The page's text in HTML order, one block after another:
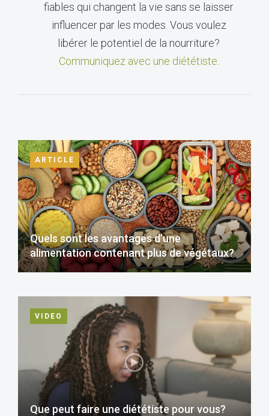
fiables qui changent la vie sans se laisser
influencer par les modes. Vous voulez
libérer le potentiel de la nourriture?
Communiquez avec une diététiste
ARTICLE
Quels sont les avantages d’une
alimentation contenant plus de végétaux?
VIDEO
Que peut faire une diététiste pour vous?